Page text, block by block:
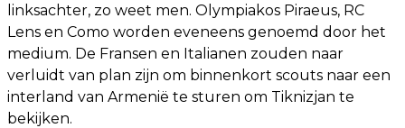
linksachter, zo weet men. Olympiakos Piraeus, RC
Lens en Como worden eveneens genoemd door het
medium. De Fransen en Italianen zouden naar
verluidt van plan zijn om binnenkort scouts naar een
interland van Armenië te sturen om Tiknizjan te
bekijken.